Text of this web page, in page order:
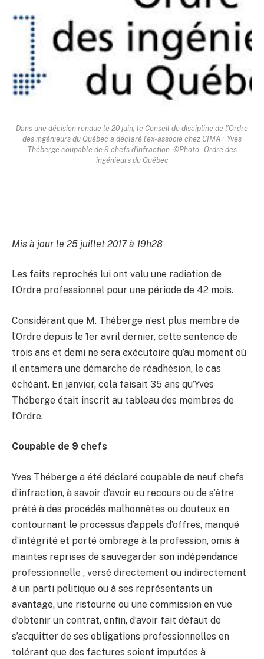
Dans une décision rendue le 20 juin, le Conseil de discipline de l'Ordre
des ingénieurs du Québec a déclaré l'ex-associé chez CIMA+ Yves
Théberge coupable de 9 chefs d'infraction. ©Photo - Ordre des
ingénieurs du Québec
Mis à jour le 25 juillet 2017 à 19h28
Les faits reprochés lui ont valu une radiation de
l’Ordre professionnel pour une période de 42 mois.
Considérant que M. Théberge n’est plus membre de
l’Ordre depuis le 1er avril dernier, cette sentence de
trois ans et demi ne sera exécutoire qu’au moment où
il entamera une démarche de réadhésion, le cas
échéant. En janvier, cela faisait 35 ans qu’Yves
Théberge était inscrit au tableau des membres de
l’Ordre.
Coupable de 9 chefs
Yves Théberge a été déclaré coupable de neuf chefs
d’infraction, à savoir d’avoir eu recours ou de s’être
prêté à des procédés malhonnêtes ou douteux en
contournant le processus d’appels d’offres, manqué
d’intégrité et porté ombrage à la profession, omis à
maintes reprises de sauvegarder son indépendance
professionnelle , versé directement ou indirectement
à un parti politique ou à ses représentants un
avantage, une ristourne ou une commission en vue
d’obtenir un contrat, enfin, d’avoir fait défaut de
s’acquitter de ses obligations professionnelles en
tolérant que des factures soient imputées à